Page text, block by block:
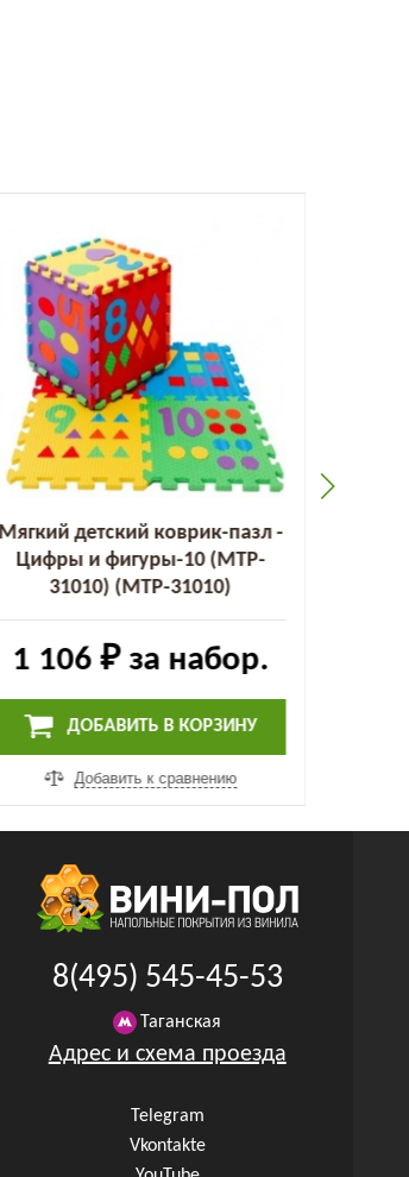
Мягкий детский коврик-пазл -
Цифры и фигуры-10 (MTP-
31010) (MTP-31010)
1 106 ₽за набор.
ДОБАВИТЬ В КОРЗИНУ
Добавить к сравнению
8(495) 545-45-53
Таганская
Адрес и схема проезда
Telegram
Vkontakte